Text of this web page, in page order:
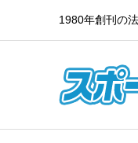
1980年創刊の